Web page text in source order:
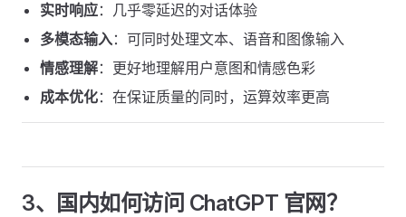
实时响应：几乎零延迟的对话体验
多模态输入：可同时处理文本、语音和图像输入
情感理解：更好地理解用户意图和情感色彩
成本优化：在保证质量的同时，运算效率更高
3、国内如何访问 ChatGPT 官网？